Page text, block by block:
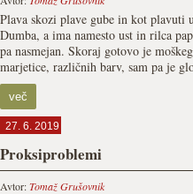
Plava skozi plave gube in kot plavuti
Dumba, a ima namesto ust in rilca
pa nasmejan. Skoraj gotovo je
marjetice, različnih barv, sam pa je
več
27. 6. 2019
Proksiproblemi
Avtor:Tomaž Grušovnik